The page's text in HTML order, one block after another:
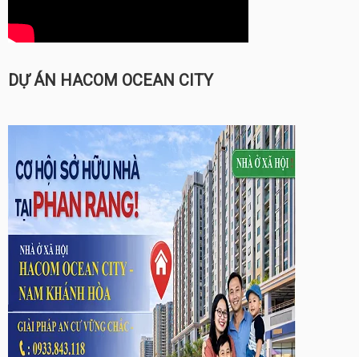
DỰ ÁN HACOM OCEAN CITY